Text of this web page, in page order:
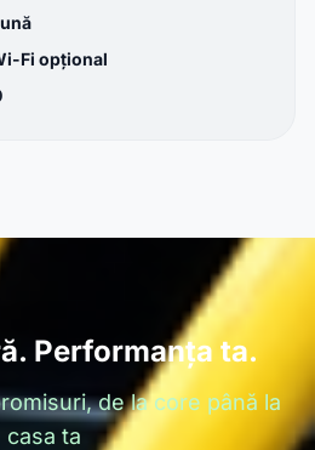
Fi opțional
Performanța ta.
de la core până la
casa ta